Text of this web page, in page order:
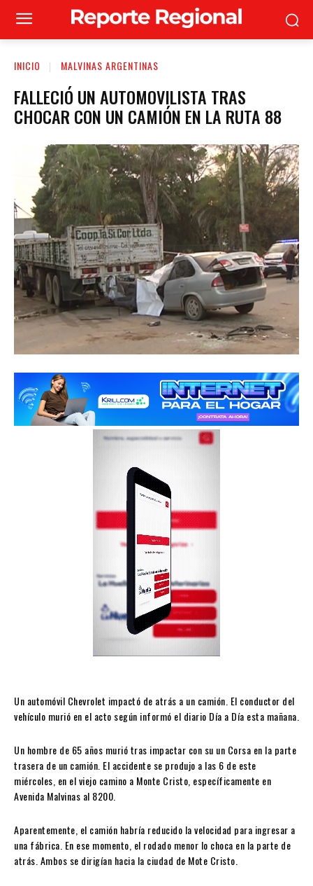
INICIO MALVINAS ARGENTINAS
FALLECIÓ UN AUTOMOVILISTA TRAS
CHOCAR CON UN CAMIÓN EN LA RUTA 88
Un automóvil Chevrolet impactó de atrás a un camión. El conductor del
vehículo murió en el acto según informó el diario Día a Día esta mañana.
Un hombre de 65 años murió tras impactar con su un Corsa en la parte
trasera de un camión. El accidente se produjo a las 6 de este
miércoles, en el viejo camino a Monte Cristo, específicamente en
Avenida Malvinas al 8200.
Aparentemente, el camión habría reducido la velocidad para ingresar a
una fábrica. En ese momento, el rodado menor lo choca en la parte de
atrás. Ambos se dirigían hacia la ciudad de Mote Cristo.